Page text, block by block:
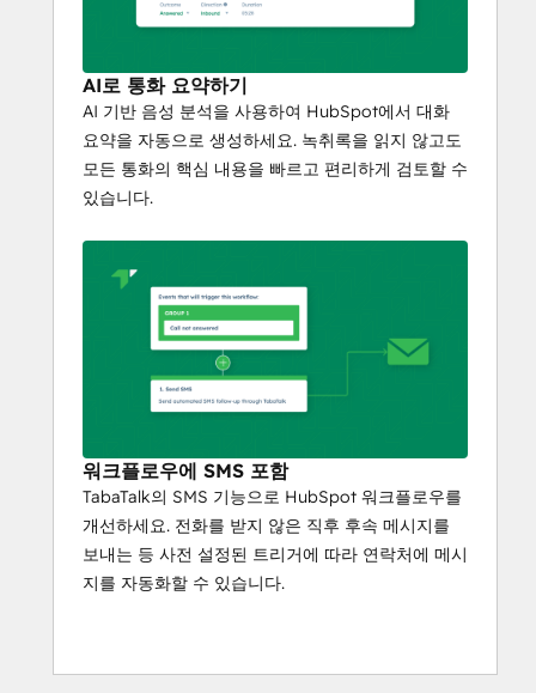
AI로 통화 요약하기
AI 기반 음성 분석을 사용하여 HubSpot에서 대화
요약을 자동으로 생성하세요. 녹취록을 읽지 않고도
모든 통화의 핵심 내용을 빠르고 편리하게 검토할 수
있습니다.
워크플로우에 SMS 포함
TabaTalk의 SMS 기능으로 HubSpot 워크플로우를
개선하세요. 전화를 받지 않은 직후 후속 메시지를
보내는 등 사전 설정된 트리거에 따라 연락처에 메시
지를 자동화할 수 있습니다.